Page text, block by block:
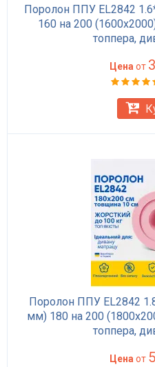
Поролон ППУ EL2842
160 на 200
топпера,
Цена от
Поролон ППУ EL2842
мм) 180 на 200
топпера,
Цена от